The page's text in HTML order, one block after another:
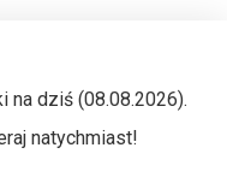
na dziś (08.08.2026).
natychmiast!